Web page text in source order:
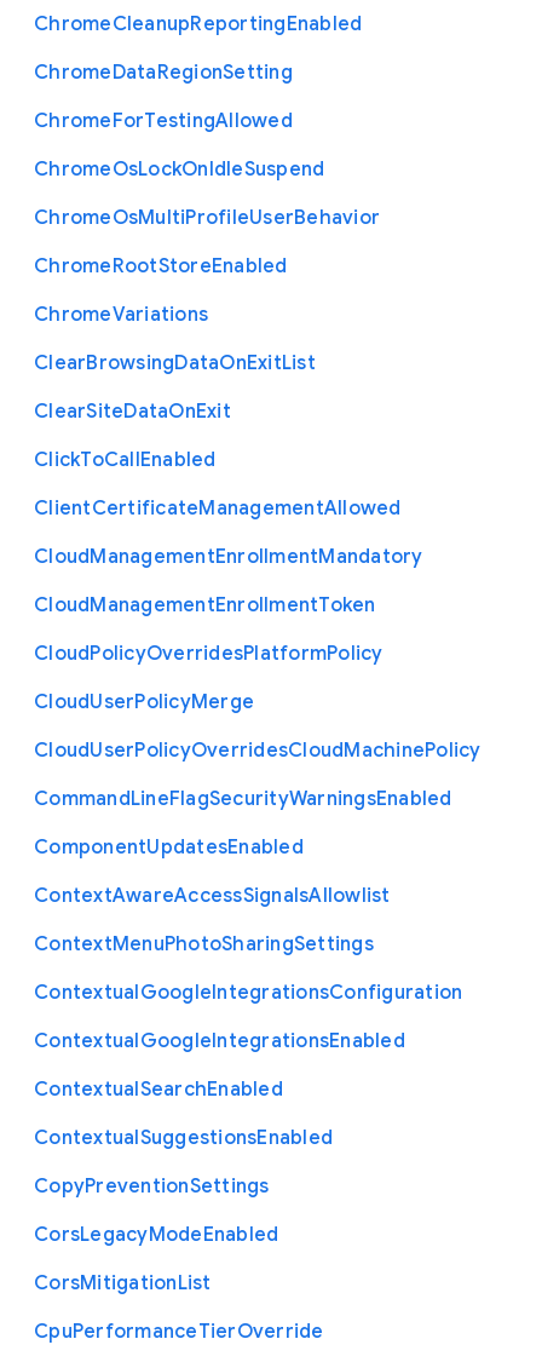
ChromeCleanupReportingEnabled
ChromeDataRegionSetting
ChromeForTestingAllowed
ChromeOsLockOnIdleSuspend
ChromeOsMultiProfileUserBehavior
ChromeRootStoreEnabled
ChromeVariations
ClearBrowsingDataOnExitList
ClearSiteDataOnExit
ClickToCallEnabled
ClientCertificateManagementAllowed
CloudManagementEnrollmentMandatory
CloudManagementEnrollmentToken
CloudPolicyOverridesPlatformPolicy
CloudUserPolicyMerge
CloudUserPolicyOverridesCloudMachinePolicy
CommandLineFlagSecurityWarningsEnabled
ComponentUpdatesEnabled
ContextAwareAccessSignalsAllowlist
ContextMenuPhotoSharingSettings
ContextualGoogleIntegrationsConfiguration
ContextualGoogleIntegrationsEnabled
ContextualSearchEnabled
ContextualSuggestionsEnabled
CopyPreventionSettings
CorsLegacyModeEnabled
CorsMitigationList
CpuPerformanceTierOverride